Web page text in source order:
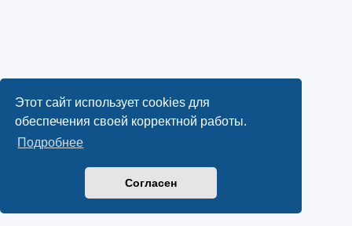
Этот сайт использует cookies для
обеспечения своей корректной работы.
Подробнее
Согласен